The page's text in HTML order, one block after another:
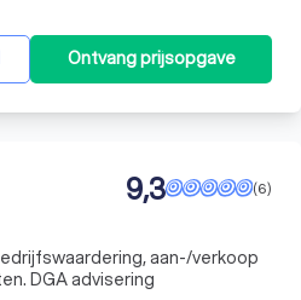
Ontvang prijsopgave
(6)
9,3
aan-/verkoop
DGA advisering